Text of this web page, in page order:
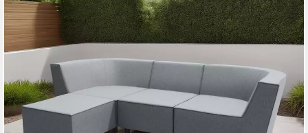
DOMO COLLECTION
Sofaelement Sonna, individuell zusammenstellbar,
Einzelelemente für Terrasse, Garten und Balkon, speziell für
Outdoor
915,04 €
UVP
-49%
lieferbar in 6 Wochen